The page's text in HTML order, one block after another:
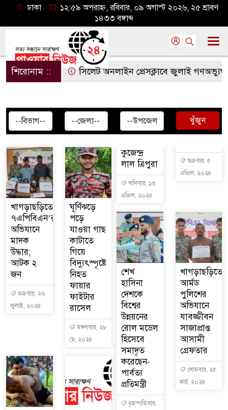
ঢাকা
১২:৫৯ অপরাহ্ন, রবিবার, ০৯ অগাস্ট ২০২৬, ২৫ শ্রাবণ
১৪৩৩ বঙ্গাব্দ
শিরোনাম :: সিলেট অনলাইন প্রেসক্লাবে জুলাই
খুঁজুন
খাগড়াছড়িতে
৭এপিবিএন’র
অভিযানে
মাদক
উদ্ধার;
আটক ২
জন
জুলাই, ২০২৪
ঘূর্ণিঝড়ে
পড়ে
যাওয়া গাছ
কাটাতে
গিয়ে
বিদ্যুৎস্পৃষ্টে
নিহত
ফায়ার
ফাইটার
রাসেল
মে, ২০২৪
কুজেন্দ্র
লাল ত্রিপুরা
এপ্রিল, ২০২৪
এপ্রিল, ২০২৪
শেখ
হাসিনা
দেশকে
বিশ্বের
উন্নয়নের
রোল মডেল
হিসেবে
সমাদৃত
করেছেন-
পার্বত্য
প্রতিমন্ত্রী
খাগড়াছড়িতে
আর্মড
পুলিশের
অভিযানে
যাবজ্জীবন
সাজাপ্রাপ্ত
আসামী
গ্রেফতার
মার্চ, ২০২৪